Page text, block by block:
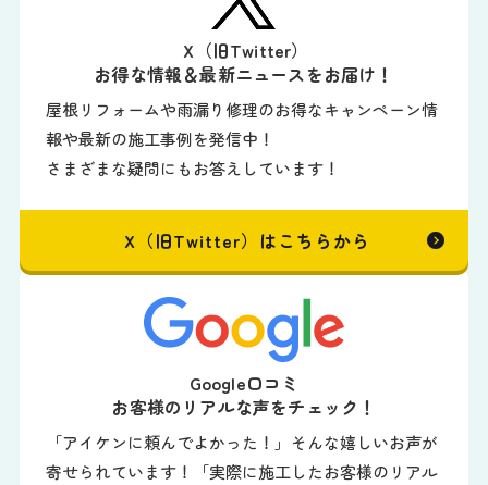
X（旧Twitter）
お得な情報＆最新ニュースをお届け！
屋根リフォームや雨漏り修理のお得なキャンペーン情
報や最新の施工事例を発信中！
さまざまな疑問にもお答えしています！
X（旧Twitter）はこちらから
Google口コミ
お客様のリアルな声をチェック！
「アイケンに頼んでよかった！」そんな嬉しいお声が
寄せられています！「実際に施工したお客様のリアル